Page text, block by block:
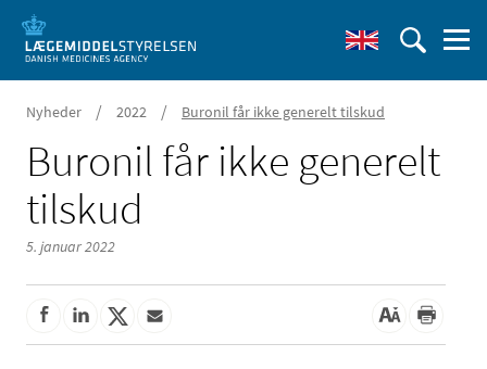
Nyheder / 2022 / Buronil får ikke generelt tilskud
Buronil får ikke generelt
tilskud
5. januar 2022